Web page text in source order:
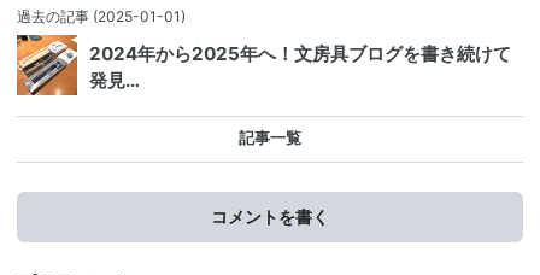
過去の記事 (2025-01-01)
2024年から2025年へ！文房具ブログを書き続けて
発見…
記事一覧
コメントを書く